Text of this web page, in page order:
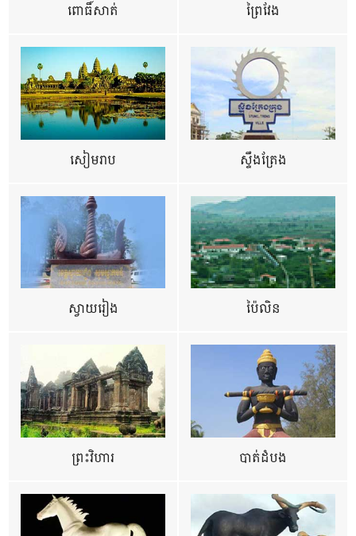
ពោធិ៍សាត់ ព្រៃវែង
សៀមរាប ស្ទឹងត្រែង
ស្វាយរៀង ប៉ៃលិន
ព្រះវិហារ បាត់ដំបង